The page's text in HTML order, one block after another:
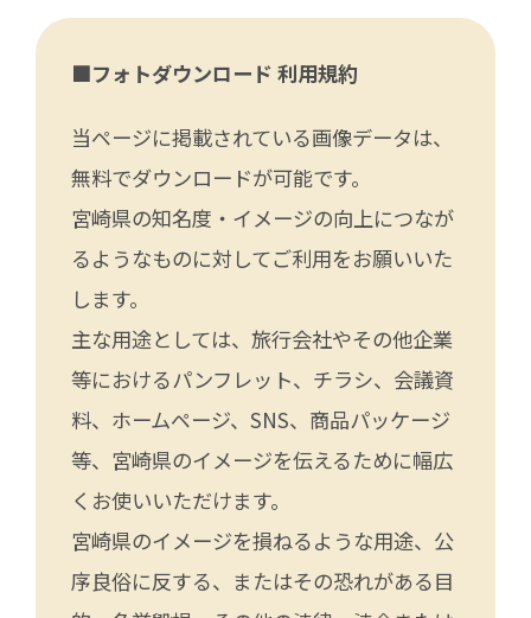
■フォトダウンロード 利用規約
当ページに掲載されている画像データは、
無料でダウンロードが可能です。
宮崎県の知名度・イメージの向上につなが
るようなものに対してご利用をお願いいた
します。
主な用途としては、旅行会社やその他企業
等におけるパンフレット、チラシ、会議資
料、ホームページ、SNS、商品パッケージ
等、宮崎県のイメージを伝えるために幅広
くお使いいただけます。
宮崎県のイメージを損ねるような用途、公
序良俗に反する、またはその恐れがある目